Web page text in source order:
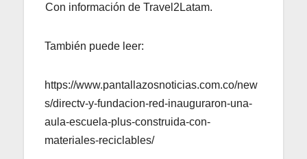
Con información de Travel2Latam.
También puede leer:
https://www.pantallazosnoticias.com.co/new
s/directv-y-fundacion-red-inauguraron-una-
aula-escuela-plus-construida-con-
materiales-reciclables/